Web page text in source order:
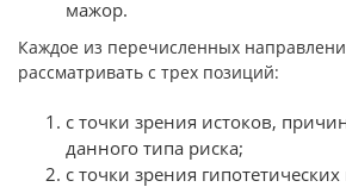
мажор.
Каждое из перечисленных
рассматривать с трех позиций:
с точки зрения истоков,
данного типа риска;
с точки зрения